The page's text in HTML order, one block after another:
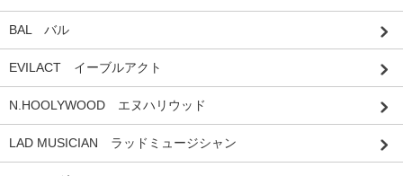
BAL バル
EVILACT イーブルアクト
N.HOOLYWOOD エヌハリウッド
LAD MUSICIAN ラッドミュージシャン